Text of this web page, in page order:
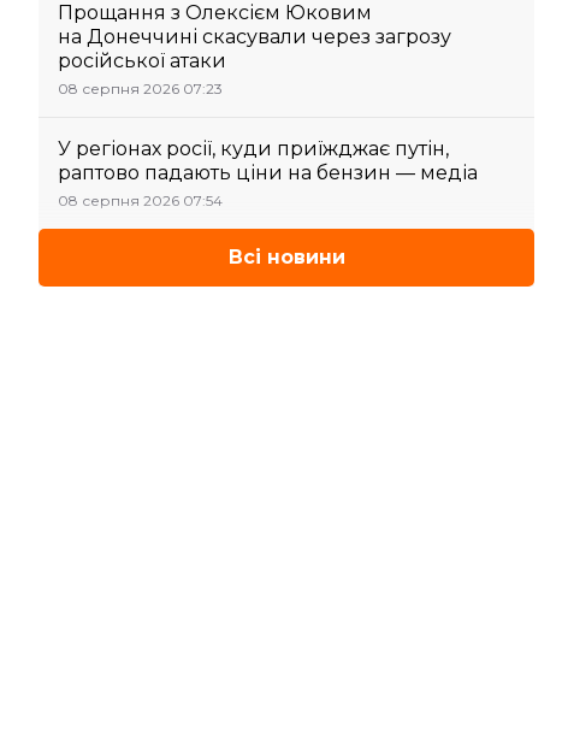
Прощання з Олексієм Юковим
на Донеччині скасували через загрозу
російської атаки
08 серпня 2026 07:23
У регіонах росії, куди приїжджає путін,
раптово падають ціни на бензин — медіа
08 серпня 2026 07:54
Всі новини